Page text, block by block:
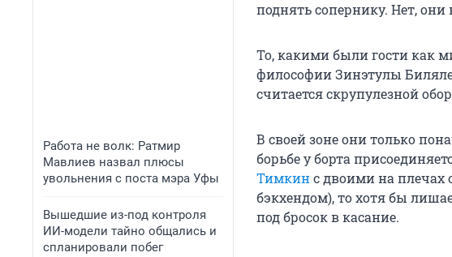
Работа не волк: Ратмир
Мавлиев назвал плюсы
увольнения с поста мэра Уфы
Вышедшие из-под контроля
ИИ-модели тайно общались и
спланировали побег
поднять сопернику. Нет,
То, какими были гости как
философии Зинэтулы
считается скрупулезной
В своей зоне они только
борьбе у борта
Тимкинс двоими на плечах
бэкхендом), то хотя бы
под бросок в касание.